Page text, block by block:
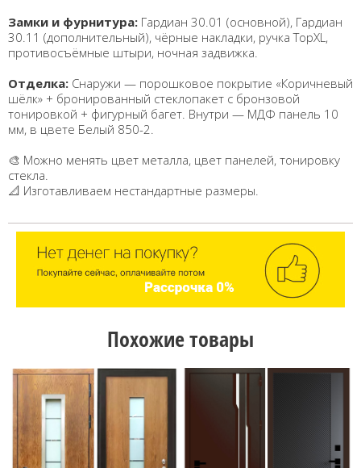
Замки и фурнитура: Гардиан 30.01 (основной), Гардиан
30.11 (дополнительный), чёрные накладки, ручка ТорXL,
противосъёмные штыри, ночная задвижка.
Отделка: Снаружи — порошковое покрытие «Коричневый
шёлк» + бронированный стеклопакет с бронзовой
тонировкой + фигурный багет. Внутри — МДФ панель 10
мм, в цвете Белый 850-2.
🎨 Можно менять цвет металла, цвет панелей, тонировку
стекла.
📐 Изготавливаем нестандартные размеры.
Похожие товары